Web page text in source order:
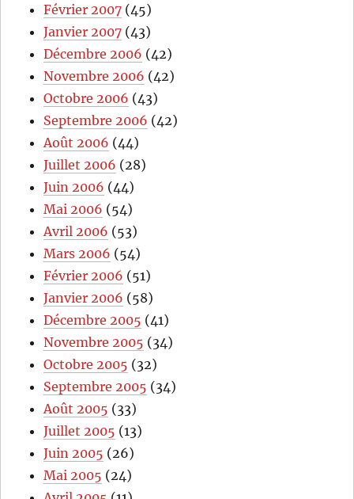
Février 2007 (45)
Janvier 2007 (43)
Décembre 2006 (42)
Novembre 2006 (42)
Octobre 2006 (43)
Septembre 2006 (42)
Août 2006 (44)
Juillet 2006 (28)
Juin 2006 (44)
Mai 2006 (54)
Avril 2006 (53)
Mars 2006 (54)
Février 2006 (51)
Janvier 2006 (58)
Décembre 2005 (41)
Novembre 2005 (34)
Octobre 2005 (32)
Septembre 2005 (34)
Août 2005 (33)
Juillet 2005 (13)
Juin 2005 (26)
Mai 2005 (24)